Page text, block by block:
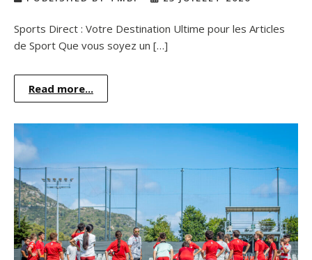
Sports Direct : Votre Destination Ultime pour les Articles
de Sport Que vous soyez un […]
Read more...